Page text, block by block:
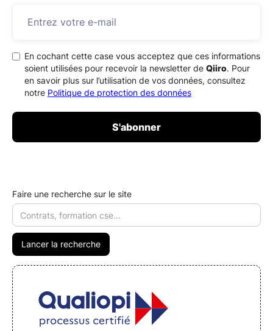
En cochant cette case vous acceptez que ces informations
soient utilisées pour recevoir la newsletter de Qiiro. Pour
en savoir plus sur l’utilisation de vos données, consultez
notre Politique de protection des données
Faire une recherche sur le site